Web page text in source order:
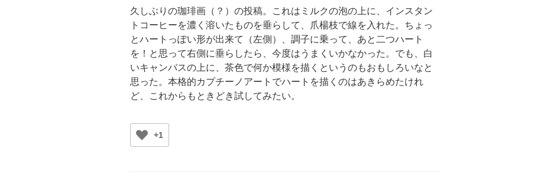
久しぶりの珈琲画（？）の投稿。これはミルクの泡の上に、インスタン
トコーヒーを濃く溶いたものを垂らして、爪楊枝で線を入れた。ちょっ
とハートっぽい形が出来て（左側）、調子に乗って、あと二つハート
を！と思って右側に垂らしたら、今度はうまくいかなかった。でも、白
いキャンバスの上に、茶色で何か模様を描くというのもおもしろいなと
思った。本格的カプチーノアートでハートを描くのはあきらめたけれ
ど、これからもときどき試してみたい。
+1